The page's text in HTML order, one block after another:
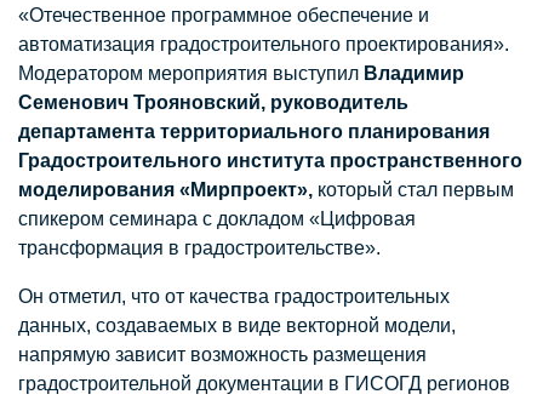
«Отечественное программное обеспечение и
автоматизация градостроительного проектирования».
Модератором мероприятия выступил Владимир
Семенович Трояновский, руководитель
департамента территориального планирования
Градостроительного института пространственного
моделирования «Мирпроект», который стал первым
спикером семинара с докладом «Цифровая
трансформация в градостроительстве».
Он отметил, что от качества градостроительных
данных, создаваемых в виде векторной модели,
напрямую зависит возможность размещения
градостроительной документации в ГИСОГД регионов